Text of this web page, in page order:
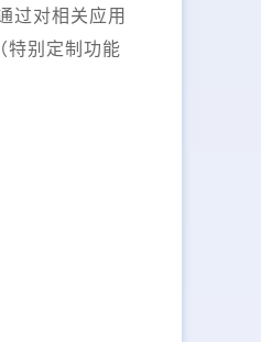
过对相关应用
特别定制功能